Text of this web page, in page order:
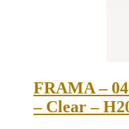
FRAMA –
– Clear –